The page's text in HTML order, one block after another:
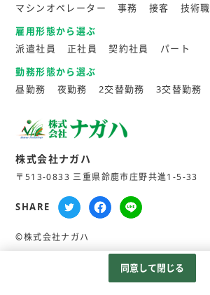
マシンオペレーター
事務 接客 技術職
雇用形態から選ぶ
派遣社員
正社員 契約社員
パート
勤務形態から選ぶ
昼勤務
夜勤務 2交替勤務 3交替勤務
株式会社ナガハ
〒513-0833 三重県鈴鹿市庄野共進1-5-33
SHARE
©株式会社ナガハ
同意して閉じる